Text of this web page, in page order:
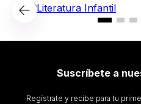
Suscríbete a
Regístrate y recibe para tu